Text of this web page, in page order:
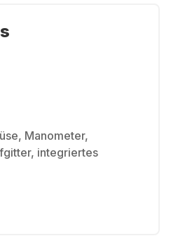
Manometer,
integriertes